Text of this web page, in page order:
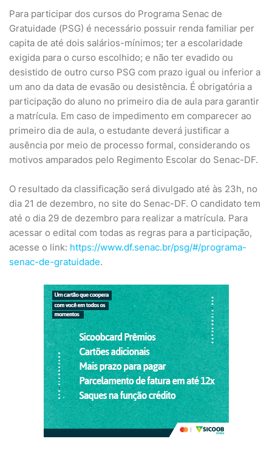
Para participar dos cursos do Programa Senac de
Gratuidade (PSG) é necessário possuir renda familiar per
capita de até dois salários-mínimos; ter a escolaridade
exigida para o curso escolhido; e não ter evadido ou
desistido de outro curso PSG com prazo igual ou inferior a
um ano da data de evasão ou desistência. É obrigatória a
participação do aluno no primeiro dia de aula para garantir
a matrícula. Em caso de impedimento em comparecer ao
primeiro dia de aula, o estudante deverá justificar a
ausência por meio de processo formal, considerando os
motivos amparados pelo Regimento Escolar do Senac-DF.
O resultado da classificação será divulgado até às 23h, no
dia 21 de dezembro, no site do Senac-DF. O candidato tem
até o dia 29 de dezembro para realizar a matrícula. Para
acessar o edital com todas as regras para a participação,
acesse o link: https://www.df.senac.br/psg/#/programa-
senac-de-gratuidade.